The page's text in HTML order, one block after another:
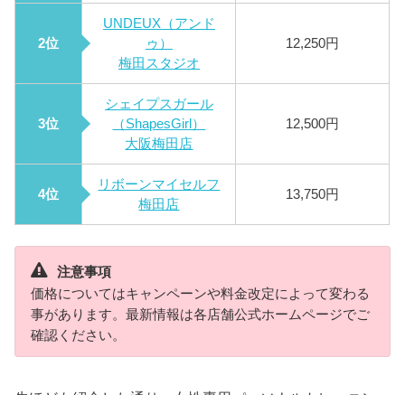
2位
UNDEUX（アンド
ゥ）
梅田スタジオ
12,250円
3位
シェイプスガール
（ShapesGirl）
大阪梅田店
12,500円
4位
リボーンマイセルフ
梅田店
13,750円
注意事項
価格についてはキャンペーンや料金改定によって変わる
事があります。最新情報は各店舗公式ホームページでご
確認ください。